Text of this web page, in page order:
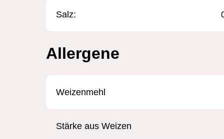
Salz:
Allergene
Weizenmehl
Stärke aus Weizen